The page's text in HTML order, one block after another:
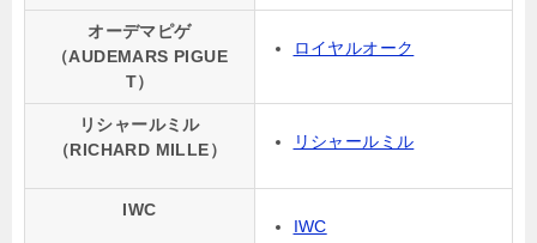
オーデマピゲ
（AUDEMARS PIGUE
T）
ロイヤルオーク
リシャールミル
（RICHARD MILLE）
リシャールミル
IWC
IWC